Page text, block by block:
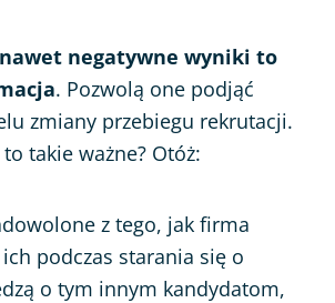
nawet negatywne wyniki to
. Pozwolą one podjąć
zmiany przebiegu rekrutacji.
takie ważne? Otóż:
z tego, jak firma
podczas starania się o
o tym innym kandydatom,